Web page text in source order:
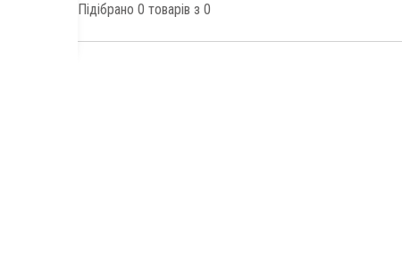
Підібрано 0 товарів з 0